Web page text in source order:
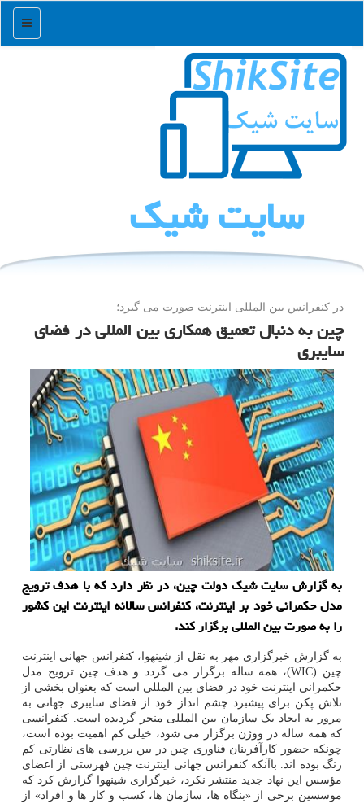
منو
سایت شیك
در كنفرانس بین المللی اینترنت صورت می گیرد؛
چین به دنبال تعمیق همکاری بین المللی در فضای
سایبری
به گزارش سایت شیک دولت چین، در نظر دارد که با هدف ترویج
مدل حکمرانی خود بر اینترنت، کنفرانس سالانه اینترنت این کشور
را به صورت بین المللی برگزار کند.
به گزارش خبرگزاری مهر به نقل از شینهوا، کنفرانس جهانی اینترنت
چین (WIC)، همه ساله برگزار می گردد و هدف چین ترویج مدل
حکمرانی اینترنت خود در فضای بین المللی است که بعنوان بخشی از
تلاش پکن برای پیشبرد چشم انداز خود از فضای سایبری جهانی به
مرور به ایجاد یک سازمان بین المللی منجر گردیده است. کنفرانسی
که همه ساله در ووژن برگزار می شود، خیلی کم اهمیت بوده است،
چونکه حضور کارآفرینان فناوری چین در بین بررسی های نظارتی کم
رنگ بوده اند. باآنکه کنفرانس جهانی اینترنت چین فهرستی از اعضای
مؤسس این نهاد جدید منتشر نکرد، خبرگزاری شینهوا گزارش کرد که
موسسین برخی از «بنگاه ها، سازمان ها، کسب و کار ها و افراد» از